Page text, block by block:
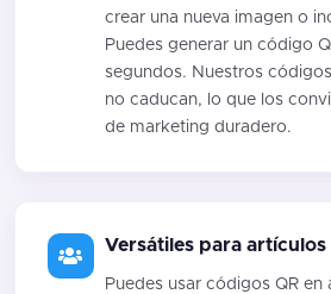
crear una nueva imagen o
Puedes generar un código
segundos. Nuestros
no caducan, lo que los
de marketing duradero.
Versátiles para
Puedes usar códigos QR en